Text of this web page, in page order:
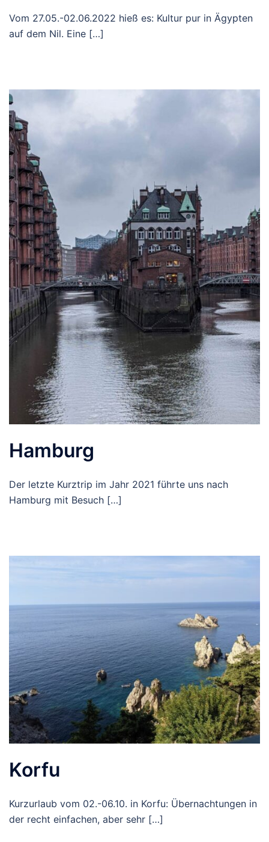
Vom 27.05.-02.06.2022 hieß es: Kultur pur in Ägypten
auf dem Nil. Eine […]
Hamburg
Der letzte Kurztrip im Jahr 2021 führte uns nach
Hamburg mit Besuch […]
Korfu
Kurzurlaub vom 02.-06.10. in Korfu: Übernachtungen in
der recht einfachen, aber sehr […]